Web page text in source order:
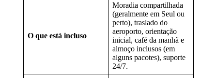
O que está incluso
Moradia compartilhada
(geralmente em Seul ou
perto), traslado do
aeroporto, orientação
inicial, café da manhã e
almoço inclusos (em
alguns pacotes), suporte
24/7.